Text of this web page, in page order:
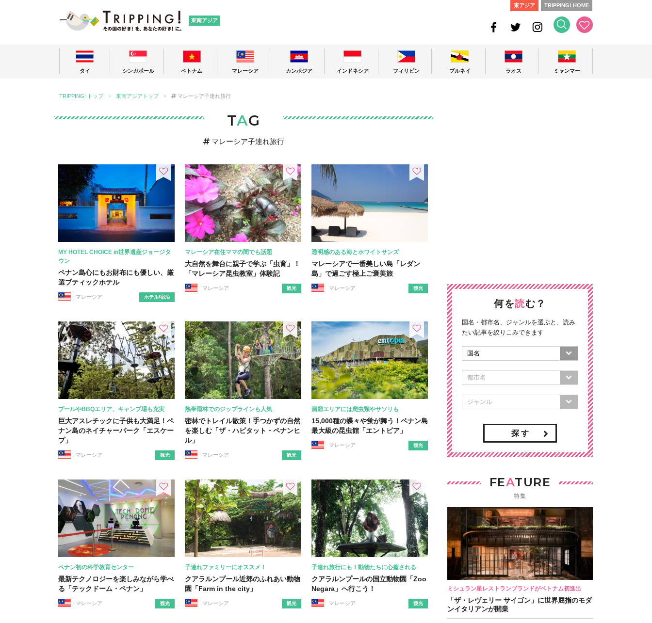
東南アジア
東アジア TRIPPING! HOME
タイ シンガポール ベトナム マレーシア カンボジア インドネシア フィリピン ブルネイ ラオス ミャンマー
TRIPPING! トップ 東南アジアトップ マレーシア子連れ旅行
TAG
マレーシア子連れ旅行
MY HOTEL CHOICE in世界遺産ジョージタ
ウン
ペナン島心にもお財布にも優しい、厳
選ブティックホテル
マレーシア ホテル/宿泊
マレーシア在住ママの間でも話題
大自然を舞台に親子で学ぶ「虫育」！
「マレーシア昆虫教室」体験記
マレーシア 観光
透明感のある海とホワイトサンズ
マレーシアで一番美しい島「レダン
島」で過ごす極上ご褒美旅
マレーシア 観光
プールやBBQエリア、キャンプ場も充実
巨大アスレチックに子供も大満足！ペ
ナン島のネイチャーパーク「エスケー
プ」
マレーシア 観光
熱帯雨林でのジップラインも人気
密林でトレイル散策！手つかずの自然
を楽しむ「ザ・ハビタット・ペナンヒ
ル」
マレーシア 観光
洞窟エリアには爬虫類やサソリも
15,000種の蝶々や蛍が舞う！ペナン島
最大級の昆虫館「エントピア」
マレーシア 観光
ペナン初の科学教育センター
最新テクノロジーを楽しみながら学べ
る「テックドーム・ペナン」
マレーシア 観光
子連れファミリーにオススメ！
クアラルンプール近郊のふれあい動物
園「Farm in the city」
マレーシア 観光
子連れ旅行にも！動物たちに心癒される
クアラルンプールの国立動物園「Zoo
Negara」へ行こう！
マレーシア 観光
何を読む？
国名・都市名、ジャンルを選ぶと、読み
たい記事を絞りこみできます
探 す
FEATURE
特集
ミシュラン星レストランブランドがベトナム初進出
「ザ・レヴェリー サイゴン」に世界屈指のモダ
ンイタリアンが開業